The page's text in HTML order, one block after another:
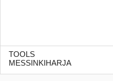
TOOLS
MESSINKIHARJA